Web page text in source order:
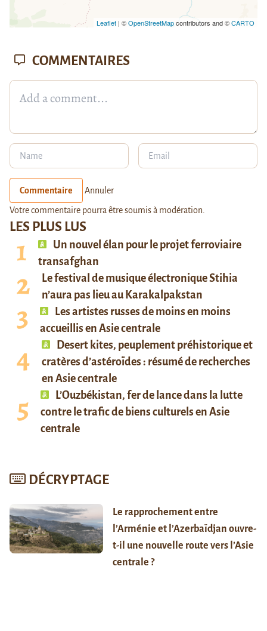
Leaflet| ©OpenStreetMapcontributors and ©CARTO
LES PLUS LUS
Un nouvel élan pour le projet ferroviaire
transafghan
Le festival de musique électronique Stihia
n’aura pas lieu au Karakalpakstan
Les artistes russes de moins en moins
accueillis en Asie centrale
Desert kites, peuplement préhistorique et
cratères d’astéroïdes : résumé de recherches
en Asie centrale
L’Ouzbékistan, fer de lance dans la lutte
contre le trafic de biens culturels en Asie
centrale
DÉCRYPTAGE
Le rapprochement entre
l’Arménie et l’Azerbaïdjan ouvre-
t-il une nouvelle route vers l’Asie
centrale ?
COMMENTAIRES
Commentaire Annuler
Votre commentaire pourra être soumis à modération.